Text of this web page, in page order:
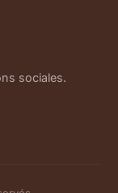
sociales.